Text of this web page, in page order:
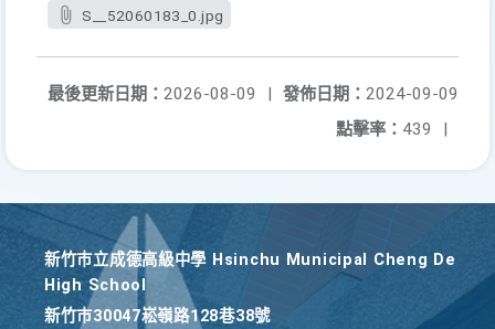
S__52060183_0.jpg
發佈日期： 2024-09-09
最後更新日期： 2026-08-09
|
點擊率： 439 |
新竹巿立成德高級中學 Hsinchu Municipal Cheng De
High School
新竹巿30047崧嶺路128巷38號